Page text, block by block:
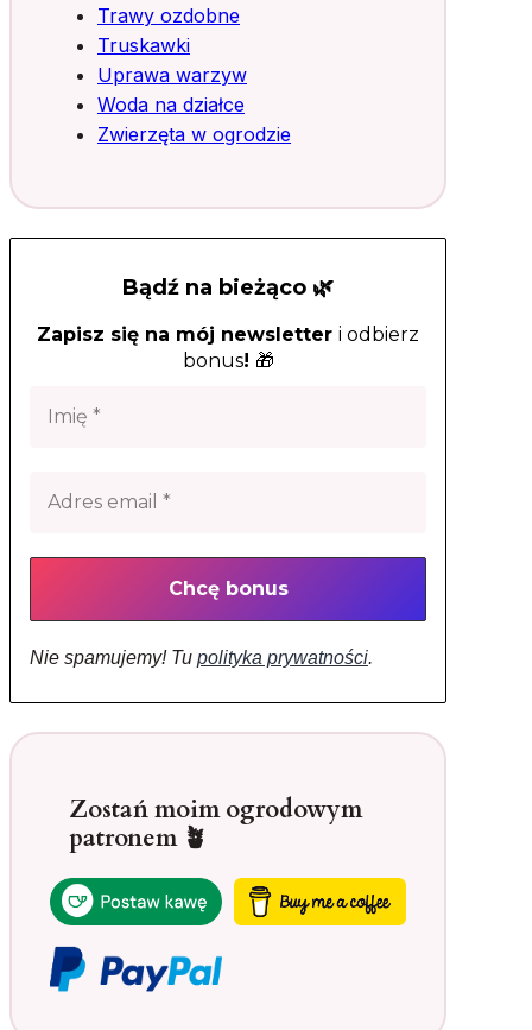
Trawy ozdobne
Truskawki
Uprawa warzyw
Woda na działce
Zwierzęta w ogrodzie
Bądź na bieżąco 🌿
Zapisz się na mój newsletter i odbierz
bonus! 🎁
Nie spamujemy! Tu polityka prywatności.
Zostań moim ogrodowym
patronem 🪴